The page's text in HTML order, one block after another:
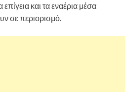
και τα εναέρια μέσα
σε περιορισμό.